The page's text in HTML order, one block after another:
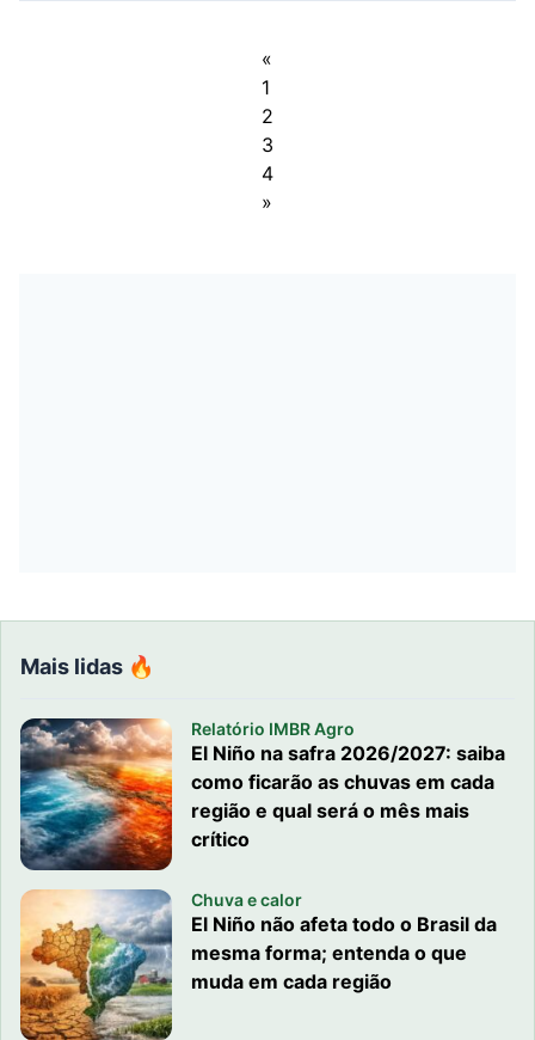
«
1
2
3
4
»
Mais lidas 🔥
Relatório IMBR Agro
El Niño na safra 2026/2027: saiba
como ficarão as chuvas em cada
região e qual será o mês mais
crítico
Chuva e calor
El Niño não afeta todo o Brasil da
mesma forma; entenda o que
muda em cada região